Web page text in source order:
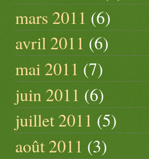
mars 2011 (6)
avril 2011 (6)
mai 2011 (7)
juin 2011 (6)
juillet 2011 (5)
août 2011 (3)